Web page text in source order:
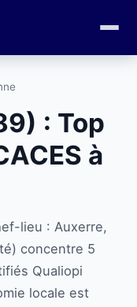
: Top
à
lieu : Auxerre,
concentre 5
Qualiopi
locale est